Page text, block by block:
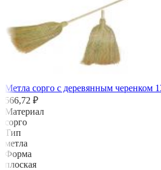
Метла сорго с деревянным черенком
566,72 ₽
Материал
сорго
Тип
метла
Форма
плоская